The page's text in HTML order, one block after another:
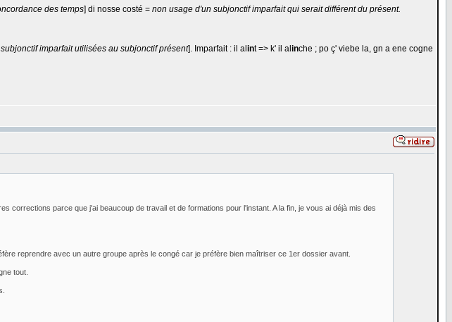
des temps] di nosse costé = non usage d'un subjonctif imparfait qui serait différent du présent.
imparfait utilisées au subjonctif présent]. Imparfait : il al int => k' il al inche ; po ç' viebe la, gn a ene cogne
corrections parce que j'ai beaucoup de travail et de formations pour l'instant. A la fin, je vous ai déjà mis des
reprendre avec un autre groupe après le congé car je préfère bien maîtriser ce 1er dossier avant.
tout.